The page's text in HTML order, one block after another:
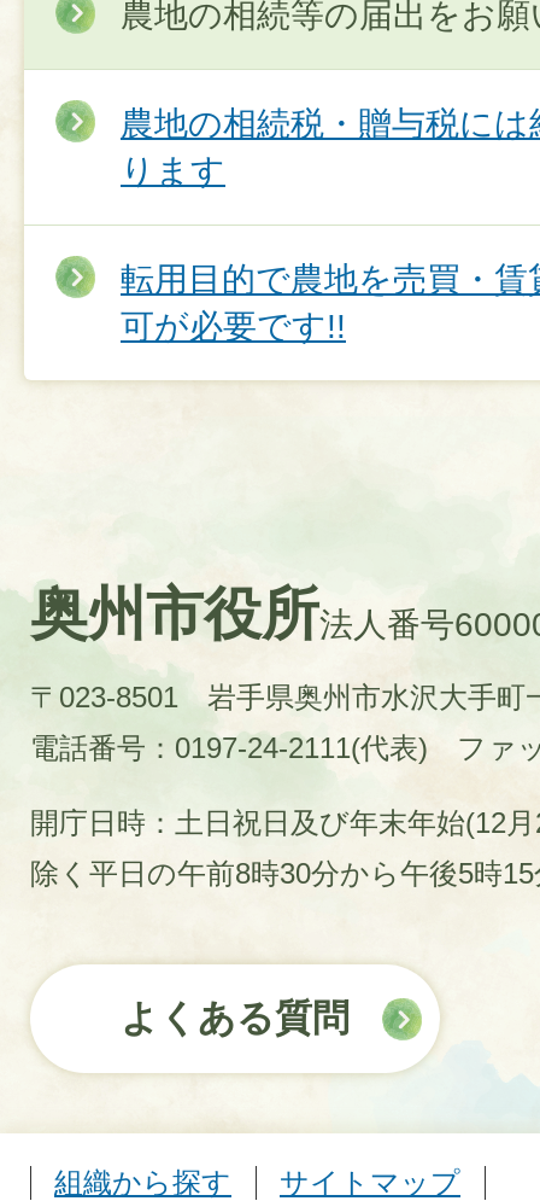
農地の相続等の届出をお
農地の相続税・贈与税に
ります
転用目的で農地を売買・
可が必要です!!
奥州市役所法人番号
〒023-8501 岩手県奥州市水沢大手町
電話番号：0197-24-2111(代表)
ファ
開庁日時：土日祝日及び年末年始(12
除く平日の午前8時30分から午後5時
よくある質問
組織から探す
サイトマップ